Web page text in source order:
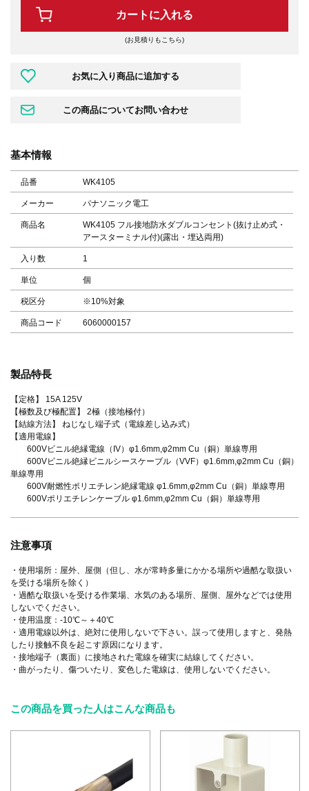
カートに入れる
(お見積りもこちら)
基本情報
品番 WK4105
メーカー パナソニック電工
商品名
WK4105 フル接地防水ダブルコンセント(抜け止め式・
アースターミナル付)(露出・埋込両用)
入り数 1
単位 個
税区分 ※10%対象
商品コード 6060000157
製品特長
【定格】 15A 125V
【極数及び極配置】 2極（接地極付）
【結線方法】 ねじなし端子式（電線差し込み式）
【適用電線】
600Vビニル絶縁電線（IV）φ1.6mm,φ2mm Cu（銅）単線専用
600Vビニル絶縁ビニルシースケーブル（VVF）φ1.6mm,φ2mm Cu（銅）
単線専用
600V耐燃性ポリエチレン絶縁電線 φ1.6mm,φ2mm Cu（銅）単線専用
600Vポリエチレンケーブル φ1.6mm,φ2mm Cu（銅）単線専用
注意事項
・使用場所：屋外、屋側（但し、水が常時多量にかかる場所や過酷な取扱い
を受ける場所を除く）
・過酷な取扱いを受ける作業場、水気のある場所、屋側、屋外などでは使用
しないでください。
・使用温度：-10℃～＋40℃
・適用電線以外は、絶対に使用しないで下さい。誤って使用しますと、発熱
したり接触不良を起こす原因になります。
・接地端子（裏面）に接地された電線を確実に結線してください。
・曲がったり、傷ついたり、変色した電線は、使用しないでください。
この商品を買った人はこんな商品も